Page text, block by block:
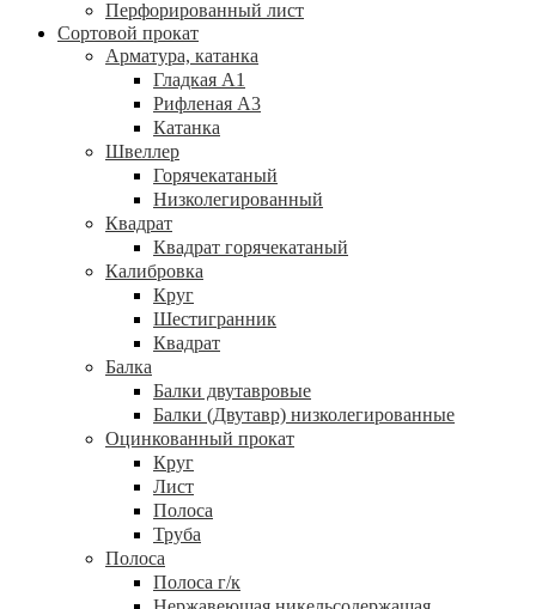
Перфорированный лист
Сортовой прокат
Арматура, катанка
Гладкая А1
Рифленая А3
Катанка
Швеллер
Горячекатаный
Низколегированный
Квадрат
Квадрат горячекатаный
Калибровка
Круг
Шестигранник
Квадрат
Балка
Балки двутавровые
Балки (Двутавр) низколегированные
Оцинкованный прокат
Круг
Лист
Полоса
Труба
Полоса
Полоса г/к